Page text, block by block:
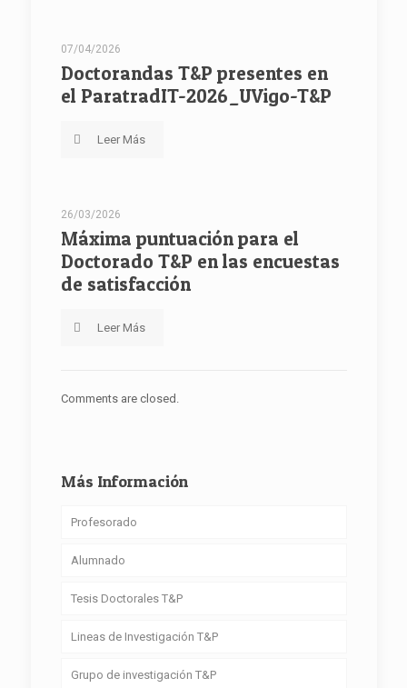
07/04/2026
Doctorandas T&P presentes en
el ParatradIT-2026_UVigo-T&P
Leer Más
26/03/2026
Máxima puntuación para el
Doctorado T&P en las encuestas
de satisfacción
Leer Más
Comments are closed.
Más Información
Profesorado
Alumnado
Tesis Doctorales T&P
Lineas de Investigación T&P
Grupo de investigación T&P